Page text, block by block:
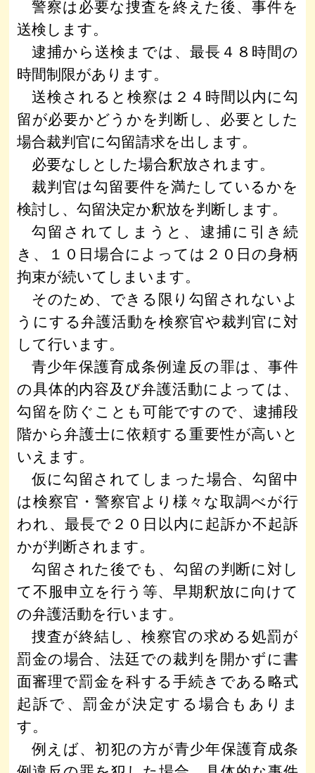
警察は必要な捜査を終えた後、事件を
送検します。
逮捕から送検までは、最長４８時間の
時間制限があります。
送検されると検察は２４時間以内に勾
留が必要かどうかを判断し、必要とした
場合裁判官に勾留請求を出します。
必要なしとした場合釈放されます。
裁判官は勾留要件を満たしているかを
検討し、勾留決定か釈放を判断します。
勾留されてしまうと、逮捕に引き続
き、１０日場合によっては２０日の身柄
拘束が続いてしまいます。
そのため、できる限り勾留されないよ
うにする弁護活動を検察官や裁判官に対
して行います。
青少年保護育成条例違反の罪は、事件
の具体的内容及び弁護活動によっては、
勾留を防ぐことも可能ですので、逮捕段
階から弁護士に依頼する重要性が高いと
いえます。
仮に勾留されてしまった場合、勾留中
は検察官・警察官より様々な取調べが行
われ、最長で２０日以内に起訴か不起訴
かが判断されます。
勾留された後でも、勾留の判断に対し
て不服申立を行う等、早期釈放に向けて
の弁護活動を行います。
捜査が終結し、検察官の求める処罰が
罰金の場合、法廷での裁判を開かずに書
面審理で罰金を科する手続きである略式
起訴で、罰金が決定する場合もありま
す。
例えば、初犯の方が青少年保護育成条